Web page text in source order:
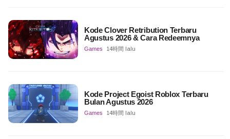
Kode Clover Retribution Terbaru
Agustus 2026 & Cara Redeemnya
Games 14時間 lalu
Kode Project Egoist Roblox Terbaru
Bulan Agustus 2026
Games 14時間 lalu